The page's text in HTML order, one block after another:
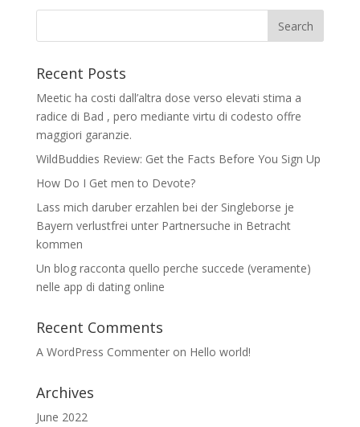
Recent Posts
Meetic ha costi dall’altra dose verso elevati stima a
radice di Bad , pero mediante virtu di codesto offre
maggiori garanzie.
WildBuddies Review: Get the Facts Before You Sign Up
How Do I Get men to Devote?
Lass mich daruber erzahlen bei der Singleborse je
Bayern verlustfrei unter Partnersuche in Betracht
kommen
Un blog racconta quello perche succede (veramente)
nelle app di dating online
Recent Comments
A WordPress Commenteron Hello world!
Archives
June 2022